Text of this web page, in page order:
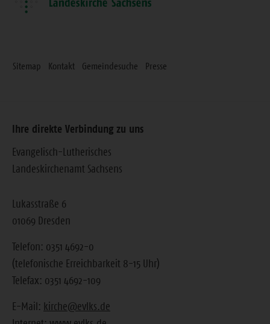
Sitemap Kontakt Gemeindesuche Presse
Ihre direkte Verbindung zu uns
Evangelisch-Lutherisches
Landeskirchenamt Sachsens
Lukasstraße 6
01069 Dresden
Telefon: 0351 4692-0
(telefonische Erreichbarkeit 8-15 Uhr)
Telefax: 0351 4692-109
E-Mail: kirche@evlks.de